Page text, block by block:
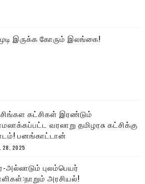
இருக்க கோரும் இலங்கை!
கட்சிகள் இரண்டும்
வரலாறு தமிழரசு கட்சிக்கு
பனங்காட்டான்
28, 2025
அல்லாடும் புலம்பெயர்
அரசியல்!